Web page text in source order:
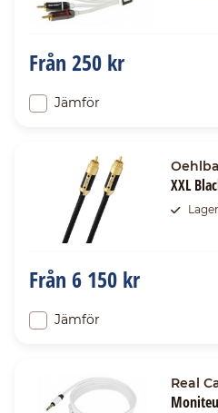
Från 250 kr
Jämför
XXL
Från 6 150 kr
Jämför
Real